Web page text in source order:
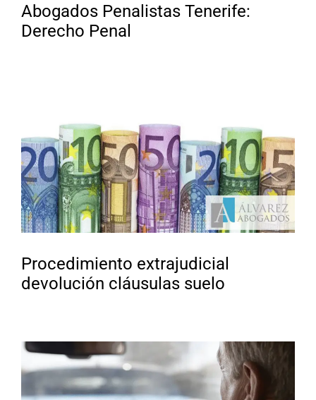
Abogados Penalistas Tenerife:
Derecho Penal
Procedimiento extrajudicial
devolución cláusulas suelo